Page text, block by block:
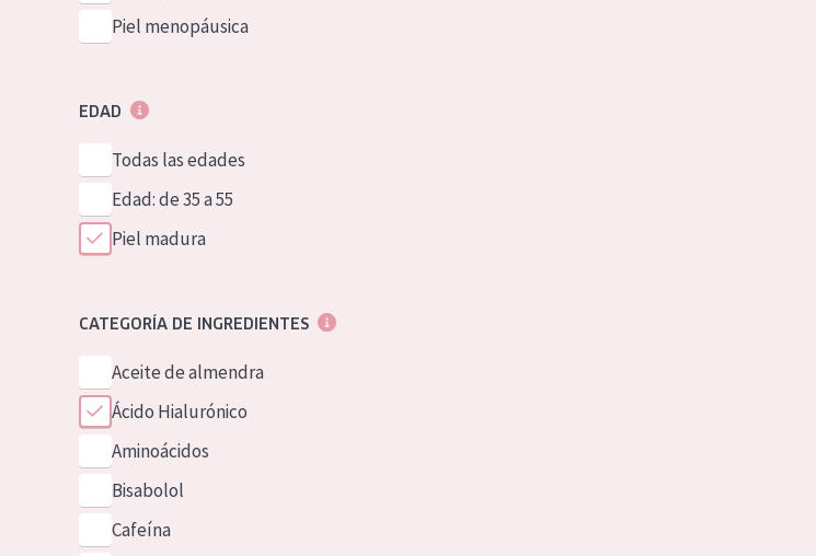
Piel menopáusica
EDAD
Todas las edades
Edad: de 35 a 55
Piel madura
CATEGORÍA DE INGREDIENTES
Aceite de almendra
Ácido Hialurónico
Aminoácidos
Bisabolol
Cafeína